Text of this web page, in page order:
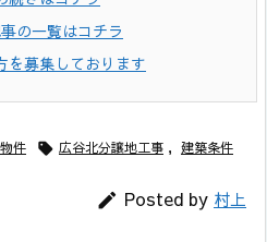
の一覧はコチラ
を募集しております
件  広谷北分譲地工事 , 建築条件
 Posted by 村上